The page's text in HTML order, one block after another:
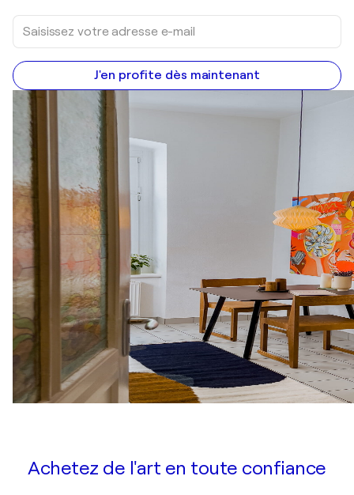
J'en profite dès maintenant
Achetez de l'art en toute confiance